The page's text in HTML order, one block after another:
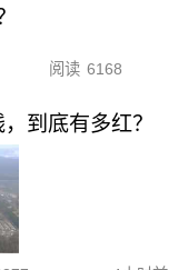
阅读 6168
到底有多红？